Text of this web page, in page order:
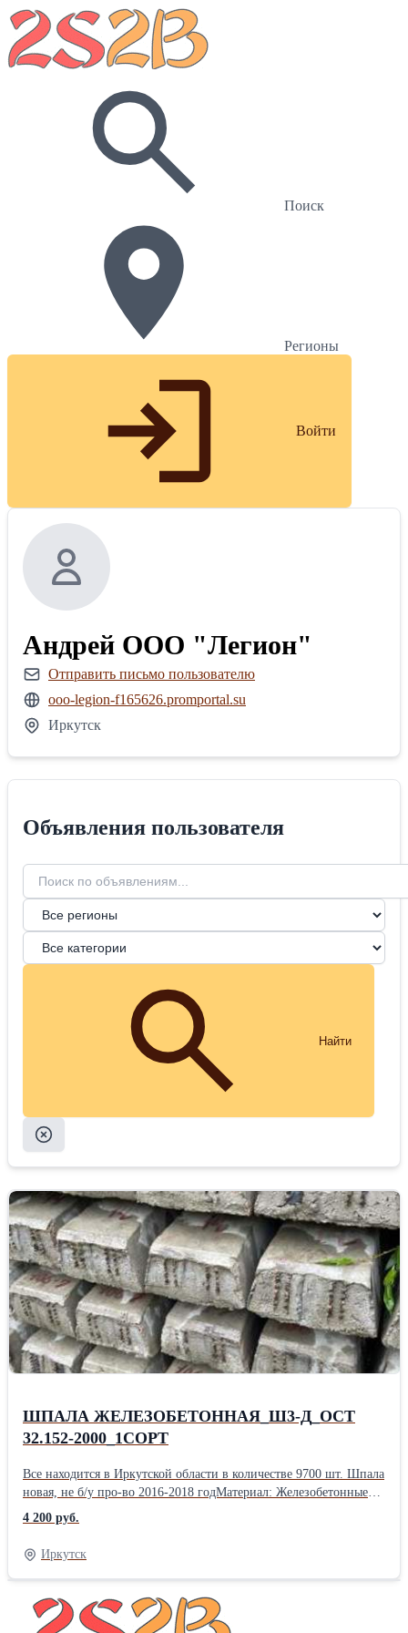
Поиск
Регионы
Войти
Андрей ООО "Легион"
Отправить письмо пользователю
ooo-legion-f165626.promportal.su
Иркутск
Объявления пользователя
Найти
ШПАЛА ЖЕЛЕЗОБЕТОННАЯ_Ш3-Д_ОСТ
32.152-2000_1СОРТ
Все находится в Иркутской области в количестве 9700 шт. Шпала
новая, не б/у про-во 2016-2018 годМатериал: Железобетонные
Состояние: Новый ШПАЛА ЖЕЛЕЗОБЕТОННАЯ_Ш3-Д_ОСТ
32.152-2000_1СОРТ: 9700 шт
4 200 руб.
Иркутск